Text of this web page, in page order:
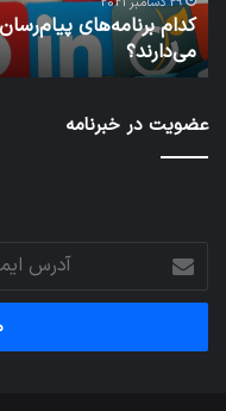
را واقعا امن نگه
عضویت در خبرنامه
آدرس
ایمیل
خود
وارد